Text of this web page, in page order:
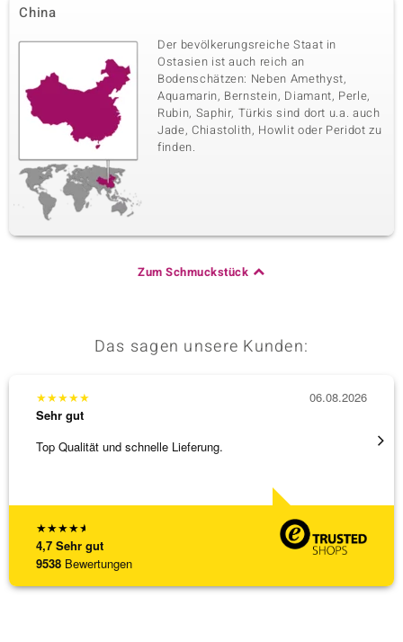
China
Der bevölkerungsreiche Staat in
Ostasien ist auch reich an
Bodenschätzen: Neben Amethyst,
Aquamarin, Bernstein, Diamant, Perle,
Rubin, Saphir, Türkis sind dort u.a. auch
Jade, Chiastolith, Howlit oder Peridot zu
finden.
Zum Schmuckstück
Das sagen unsere Kunden:
★★★★★
4,7 Sehr gut
9538 Bewertungen
★★★★★
Sehr gut
Top Qualität und schnelle Lieferung.
06.08.2026